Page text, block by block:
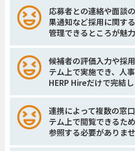
応募者との連絡や面談
果通知など採用に関す
管理できるところが魅力
候補者の評価入力や採
テム上で実施でき、人
HERP Hireだけで完結し
連携によって複数の窓
テム上で閲覧できるた
参照する必要がありませ